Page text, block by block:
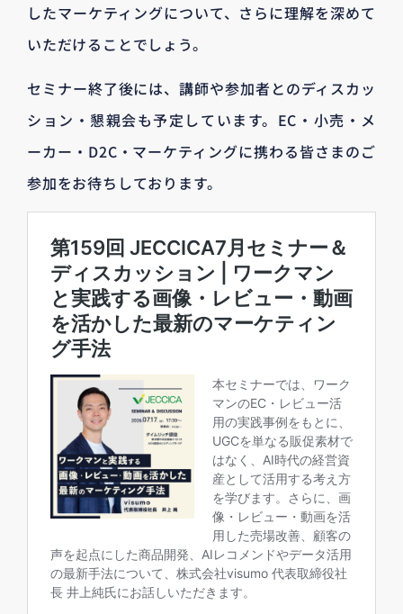
したマーケティングについて、さらに理解を深めて
いただけることでしょう。
セミナー終了後には、講師や参加者とのディスカッ
ション・懇親会も予定しています。EC・小売・メ
ーカー・D2C・マーケティングに携わる皆さまのご
参加をお待ちしております。